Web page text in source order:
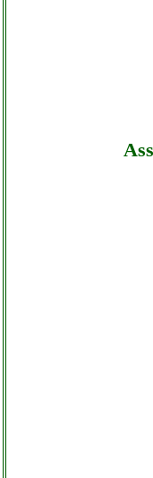
Lombardo -
Lombardo -